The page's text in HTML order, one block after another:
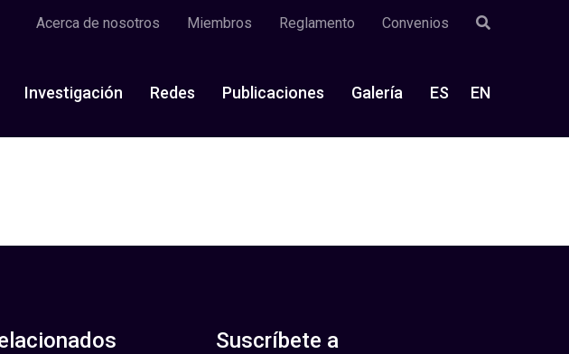
Acerca de nosotros Miembros Reglamento Convenios
Investigación Redes Publicaciones Galería ES EN
Suscríbete a